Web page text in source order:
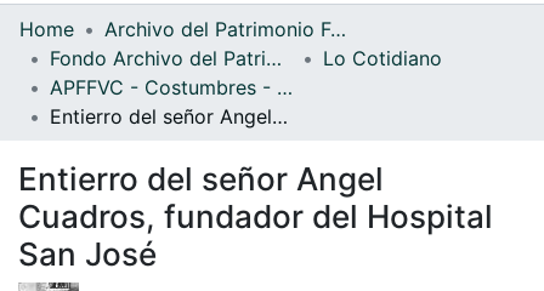
Statistics
Home
Archivo del Patrimonio Fotográfico y Fílmico del Valle del Cauca
Fondo Archivo del Patrimonio Fotográfico y Fílmico del Valle del Cauca
Lo Cotidiano
APFFVC - Costumbres - Patrimonial
Entierro del señor Angel Cuadros, fundador del Hospital San José
Entierro del señor Angel
Cuadros, fundador del Hospital
San José